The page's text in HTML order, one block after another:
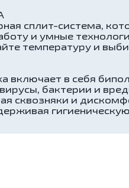
сплит-система,
и умные
температуру и
включает в себя
бактерии и
сквозняки и